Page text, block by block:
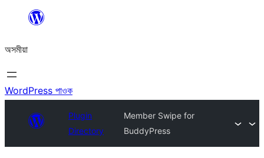
বিষয়বস্তুলৈ
যাওক
অসমীয়া
WordPress পাওক
Plugin
Directory
Member Swipe for
BuddyPress